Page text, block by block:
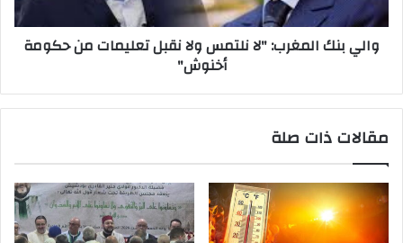
والي بنك المغرب: "لا نلتمس ولا نقبل تعليمات من حكومة
أخنوش"
مقالات ذات صلة